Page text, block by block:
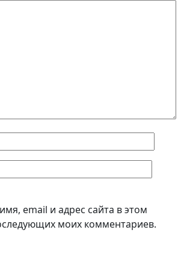
email и адрес сайта в этом
моих комментариев.